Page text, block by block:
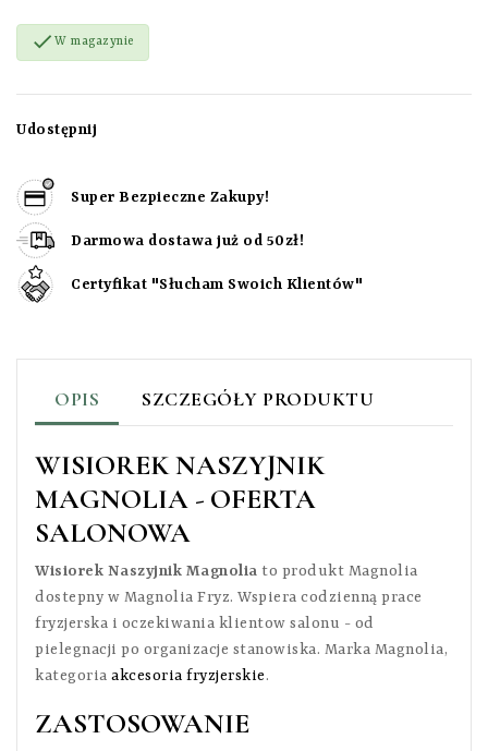
 W magazynie
Udostępnij
Super Bezpieczne Zakupy!
Darmowa dostawa już od 50zł!
Certyfikat "Słucham Swoich Klientów"
OPIS SZCZEGÓŁY PRODUKTU
WISIOREK NASZYJNIK
MAGNOLIA - OFERTA
SALONOWA
Wisiorek Naszyjnik Magnolia to produkt Magnolia
dostepny w Magnolia Fryz. Wspiera codzienną prace
fryzjerska i oczekiwania klientow salonu - od
pielegnacji po organizacje stanowiska. Marka Magnolia,
kategoria akcesoria fryzjerskie.
ZASTOSOWANIE